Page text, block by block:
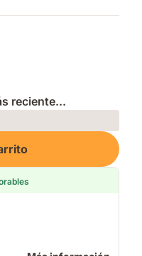
reciente...